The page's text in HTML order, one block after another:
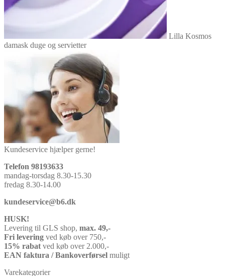
Lilla Kosmos
damask duge og servietter
Kundeservice hjælper gerne!
Telefon 98193633
mandag-torsdag 8.30-15.30
fredag 8.30-14.00
kundeservice@b6.dk
HUSK!
Levering til GLS shop, max. 49,-
Fri levering ved køb over 750,-
15% rabat ved køb over 2.000,-
EAN faktura / Bankoverførsel muligt
Varekategorier